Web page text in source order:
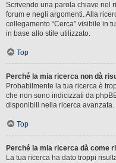
Scrivendo una parola chiave nel
forum e negli argomenti. Alla
collegamento “Cerca” visibile in
in base allo stile utilizzato.
Top
Perché la mia ricerca non dà
Probabilmente la tua ricerca è
che non sono indicizzati da
disponibili nella ricerca avanzata.
Top
Perché la mia ricerca dà come
La tua ricerca ha dato troppi